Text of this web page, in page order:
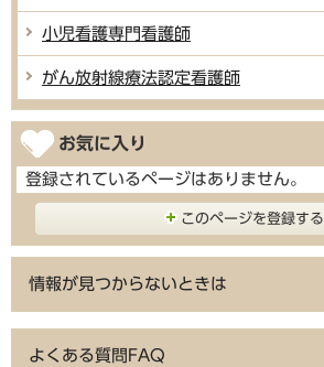
小児看護専門看護師
がん放射線療法認定看護師
お気に入り
登録されているページはありません。
このページを登録する
情報が見つからないときは
よくある質問FAQ